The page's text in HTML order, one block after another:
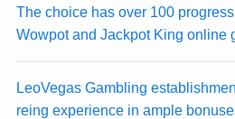
The choice has over 100
Wowpot and Jackpot King online
LeoVegas Gambling
reing experience in ample